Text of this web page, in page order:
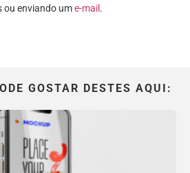
ou enviando ume-mail .
GOSTAR DESTES AQUI: